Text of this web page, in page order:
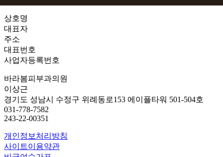
상호명
대표자
주소
대표번호
사업자등록번호
바라봄피부과의원
이상근
경기도 성남시 수정구 위례동로153 에이플타워 501-504호
031-778-7582
243-22-00351
개인정보처리방침
사이트이용약관